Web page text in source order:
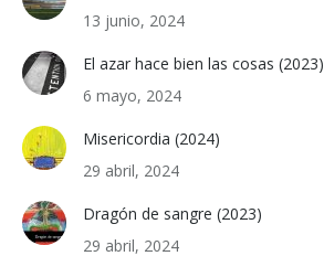
13 junio, 2024
El azar hace bien las cosas (2023)
6 mayo, 2024
Misericordia (2024)
29 abril, 2024
Dragón de sangre (2023)
29 abril, 2024